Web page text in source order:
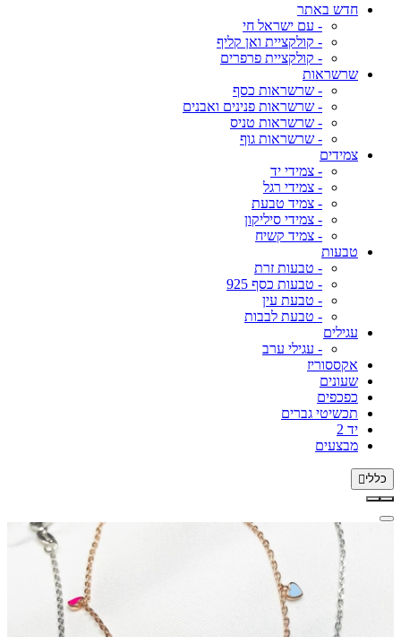
חדש באתר
- עם ישראל חי
- קולקציית ואן קליף
- קולקציית פרפרים
שרשראות
- שרשראות כסף
- שרשראות פנינים ואבנים
- שרשראות טניס
- שרשראות גוף
צמידים
- צמידי יד
- צמידי רגל
- צמיד טבעת
- צמידי סיליקון
- צמיד קשיח
טבעות
- טבעות זרת
- טבעות כסף 925
- טבעת עין
- טבעת לבבות
עגילים
- עגילי ערב
אקססוריז
שעונים
כפכפים
תכשיטי גברים
יד 2
מבצעים
כללי